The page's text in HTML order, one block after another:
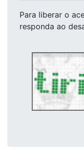
Para liberar o
responda ao